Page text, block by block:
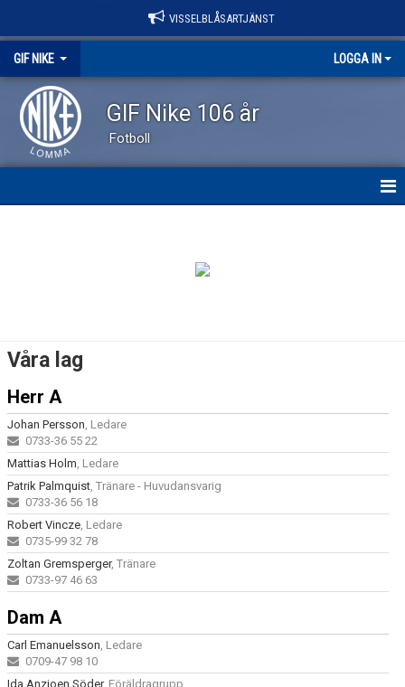
VISSELBLÅSARTJÄNST
GIF NIKE LOGGA IN
GIF Nike 106 år
Fotboll
FÖRENINGSKALENDER
KIOSK OCH BOLLSERVICE
INFORMATION
IDROTTSFÖRSÄKRING
BOKA KLUBBLOKAL
BOKA VEO & SMARTCAM
KONTAKT
Våra lag
Herr A
Johan Persson, Ledare
0733-36 55 22
Mattias Holm, Ledare
Patrik Palmquist, Tränare - Huvudansvarig
0733-36 56 18
Robert Vincze, Ledare
0735-99 32 78
Zoltan Gremsperger, Tränare
0733-97 46 63
Dam A
Carl Emanuelsson, Ledare
0709-47 98 10
Ida Anzjoen Söder, Föräldragrupp